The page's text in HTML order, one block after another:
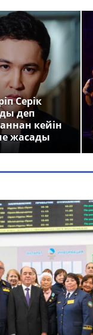
Серік
деп
кейін
жасады